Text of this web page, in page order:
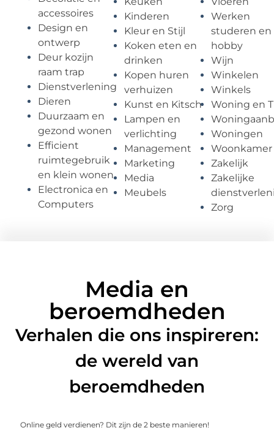
accessoires
Design en
ontwerp
Deur kozijn
raam trap
Dienstverlening
Dieren
Duurzaam en
gezond wonen
Efficient
ruimtegebruik
en klein wonen
Electronica en
Computers
Kinderen
Kleur en Stijl
Koken eten en
drinken
Kopen huren
verhuizen
Kunst en Kitsch
Lampen en
verlichting
Management
Marketing
Media
Meubels
Werken
studeren en
hobby
Wijn
Winkelen
Winkels
Woning en
Woningen
Woonkamer
Zakelijk
Zakelijke
Zorg
Media en
beroemdheden
Verhalen die ons inspireren:
de wereld van
beroemdheden
Online geld verdienen? Dit zijn de 2 beste manieren!